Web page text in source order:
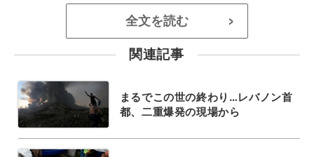
全文を読む >
関連記事
まるでこの世の終わり…レバノン首
都、二重爆発の現場から